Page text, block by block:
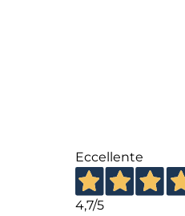
Eccellente
4,7/5